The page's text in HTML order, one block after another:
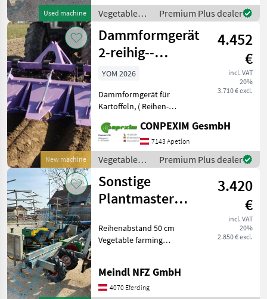
Used machine
Vegetable
farming
equipment /
Sonstige
Premium Plus dealer
New machine
Dammformgerät
2-reihig--
www.conpexim.at-
-AKTION
4.452
€
incl. VAT
20%
3.710 € excl.
YOM 2026
Dammformgerät für
Kartoffeln, ( Reihen-
reihig € 4.452 UFO 4-reihig, €
7.128 Preise ab Lager, incl.
MWST, Serie: das
Dammblech rückwärt
CONPEXIM GesmbH
7143 Apetlon
Vegetable
farming
equipment /
Conpexim
Premium Plus dealer
Sonstige
Plantmaster
3.420
€
incl. VAT
20%
2.850 € excl.
Reihenabstand 50 cm
Vegetable farming
Meindl NFZ GmbH
4070 Eferding